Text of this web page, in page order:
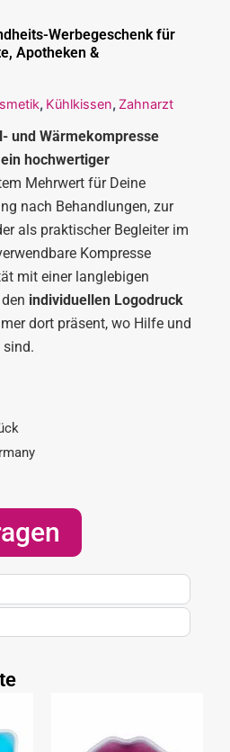
Werbegeschenk für
Apotheken &
, Kühlkissen, Zahnarzt
und Wärmekompresse
hochwertiger
Mehrwert für Deine
nach Behandlungen, zur
als praktischer Begleiter im
Kompresse
mit einer langlebigen
individuellen Logodruck
dort präsent, wo Hilfe und